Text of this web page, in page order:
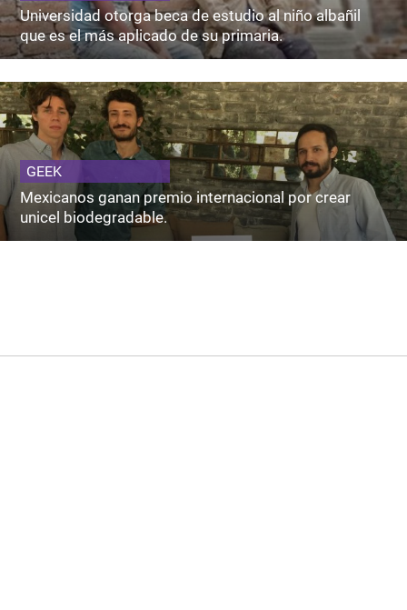
Universidad otorga beca de estudio al niño albañil
que es el más aplicado de su primaria.
GEEK
Mexicanos ganan premio internacional por crear
unicel biodegradable.